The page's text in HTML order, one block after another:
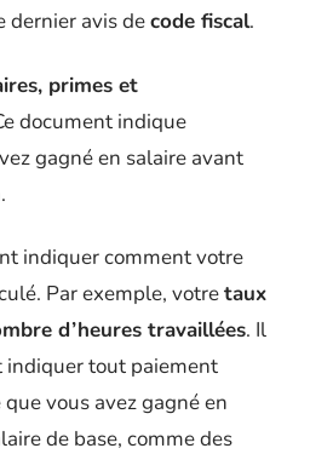
dernier avis decode fiscal.
primes et
document indique
gagné en salaire avant
indiquer comment votre
Par exemple, votretaux
d’heures travaillées. Il
indiquer tout paiement
vous avez gagné en
de base, comme des